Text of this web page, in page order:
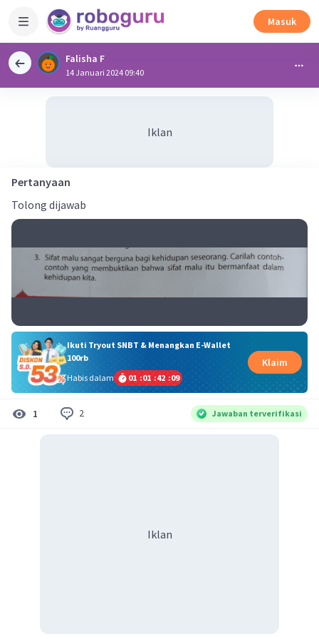
Masuk
Falisha F
14 Januari 2024 09:40
Iklan
Pertanyaan
Tolong dijawab
Ikuti Tryout SNBT & Menangkan E-Wallet
100rb
Habis dalam
01 :01 :42 :09
Klaim
1 2 Jawaban terverifikasi
Iklan